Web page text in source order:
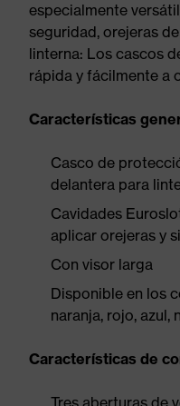
especialmente
seguridad, orejeras
linterna: Los cascos
rápida y fácilmente a
Características
Casco de
delantera para
Cavidades
aplicar orejeras y
Con visor larga
Disponible en los
naranja, rojo, azul,
Características de
Tres aberturas de